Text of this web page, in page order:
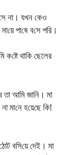
না। যখন কেও
পা‌ষে ব‌সে প‌রি।
ক‌ষ্টে থা‌কি ছেলের
তা আ‌মি জা‌নি। মা
মা‌নে হ‌য়ে‌ছে কি!
ব‌সি‌য়ে দেই। মা